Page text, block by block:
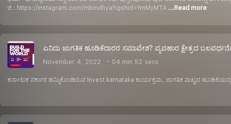
ಜಿ : https://instagram.com/mbindhya?igshid=YmMyMTA ...Read more
ಏನಿದು ಜಾಗತಿಕ ಹೂಡಿಕೆದಾರರ ಸಮಾವೇಶ? ವ್ಯವಹಾರ ಕ್ಷೇತ್ರದ
November 4, 2022 04 min 52 secs
ಕರ್ನಾಟಕ ಸರ್ಕಾರ ಹಮ್ಮಿಕೊಂಡಿರುವ Invest karnataka ಕಾರ್ಯಕ್ರಮ, ಜಾಗತಿಕ ಮಟ್ಟದ